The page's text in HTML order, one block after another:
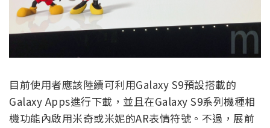
目前使用者應該陸續可利用Galaxy S9預設搭載的
Galaxy Apps進行下載，並且在Galaxy S9系列機種相
機功能內啟用米奇或米妮的AR表情符號。不過，展前